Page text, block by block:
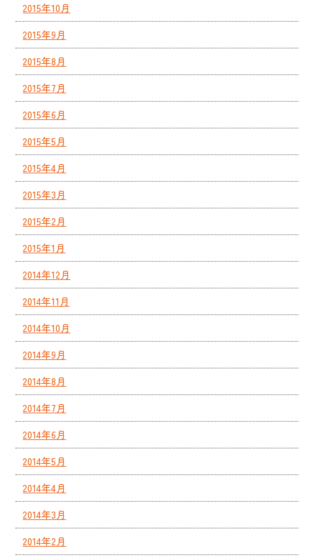
2015年10月
2015年9月
2015年8月
2015年7月
2015年6月
2015年5月
2015年4月
2015年3月
2015年2月
2015年1月
2014年12月
2014年11月
2014年10月
2014年9月
2014年8月
2014年7月
2014年6月
2014年5月
2014年4月
2014年3月
2014年2月